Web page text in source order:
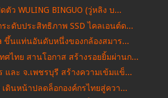
ตัว WULING BINGUO (วู่หลิง บ...
ะดับประสิทธิภาพ SSD ไคลเอนต์ด...
ขึ้นแท่นอันดับหนึ่งของกล้องสมาร...
ศไทย สานโอกาส สร้างรอยยิ้มผ่านก...
ละ จ.เพชรบุรี สร้างความเข้มแข็...
เดินหน้าปลดล็อกองค์กรไทยสู่ควา...